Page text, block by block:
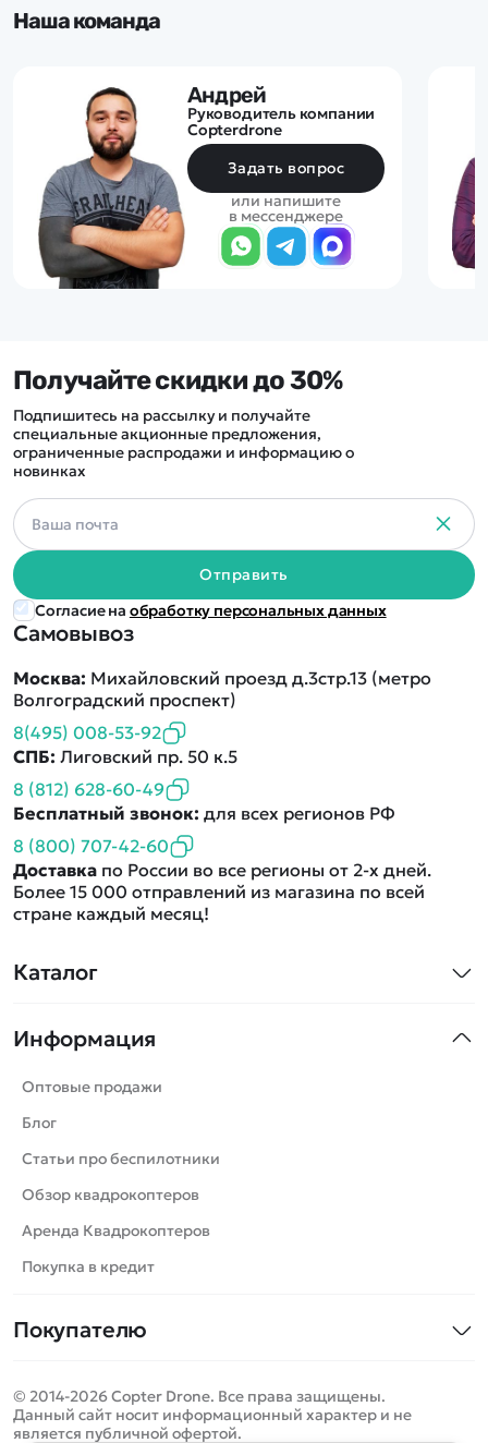
Наша команда
Андрей
Руководитель компании
Copterdrone
Задать вопрос
или напишите
в мессенджере
Каталог
Машинки
Танки
Вертолеты
Катера
Роботы
Самолеты
Сборные модели
Спецтехника
Игрушки
Информация
Оптовые продажи
Блог
Статьи про беспилотники
Обзор квадрокоптеров
Аренда Квадрокоптеров
Покупка в кредит
Покупателю
Оплата и доставка
Самовывоз
Москва: Михайловский проезд д.3стр.13 (метро
Волгоградский проспект)
8(495) 008-53-92
СПБ: Лиговский пр. 50 к.5
8 (812) 628-60-49
Бесплатный звонок: для всех регионов РФ
8 (800) 707-42-60
Доставка по России во все регионы от 2-х дней.
Более 15 000 отправлений из магазина по всей
стране каждый месяц!
Получайте скидки до 30%
Подпишитесь на рассылку и получайте
специальные акционные предложения,
ограниченные распродажи и информацию о
новинках
Отправить
Согласие на обработку персональных данных
© 2014-2026 Copter Drone. Все права защищены.
Данный сайт носит информационный характер и не
является публичной офертой.